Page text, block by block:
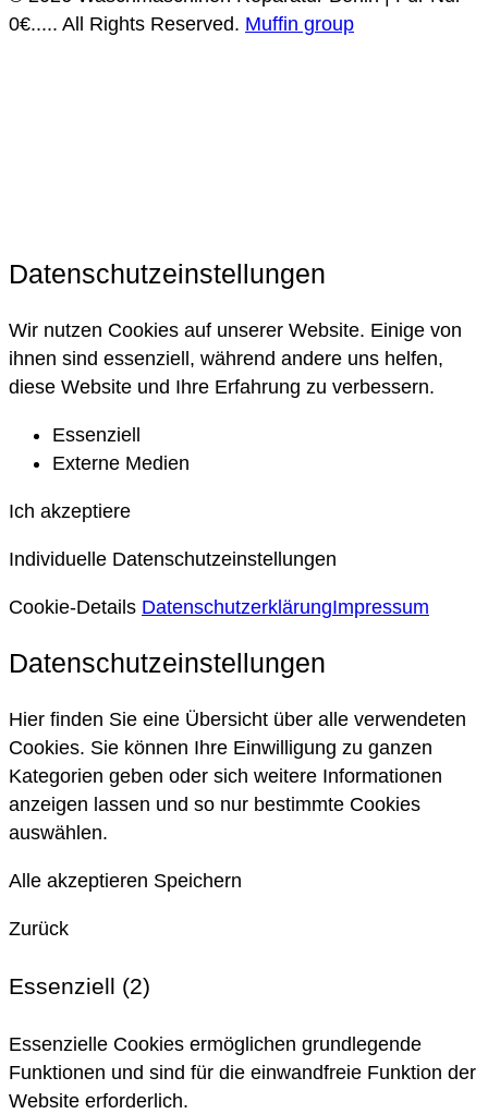
0€..... All Rights Reserved. Muffin group
Datenschutzeinstellungen
Wir nutzen Cookies auf unserer Website. Einige von
ihnen sind essenziell, während andere uns helfen,
diese Website und Ihre Erfahrung zu verbessern.
Essenziell
Externe Medien
Ich akzeptiere
Individuelle Datenschutzeinstellungen
Cookie-Details DatenschutzerklärungImpressum
Datenschutzeinstellungen
Hier finden Sie eine Übersicht über alle verwendeten
Cookies. Sie können Ihre Einwilligung zu ganzen
Kategorien geben oder sich weitere Informationen
anzeigen lassen und so nur bestimmte Cookies
auswählen.
Alle akzeptieren Speichern
Zurück
Essenziell (2)
Essenzielle Cookies ermöglichen grundlegende
Funktionen und sind für die einwandfreie Funktion der
Website erforderlich.